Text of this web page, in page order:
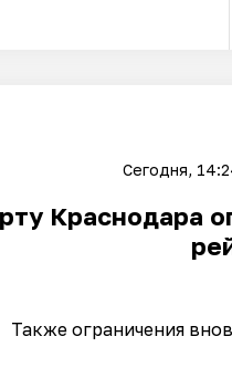
Сегодня,
Краснодара
Также ограничения